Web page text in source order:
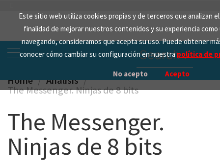
Este sitio web utiliza cookies propias y de terceros que analizan
finalidad de mejorar nuestros contenidos y su experiencia como
navegando, consideramos que acepta su uso. Puede obtener
conocer cómo cambiar su configuración en nuestrapolítica de
No acepto Acepto
content
Search
for:
Home Analisis
The Messenger. Ninjas de 8 bits
The Messenger.
Ninjas de 8 bits